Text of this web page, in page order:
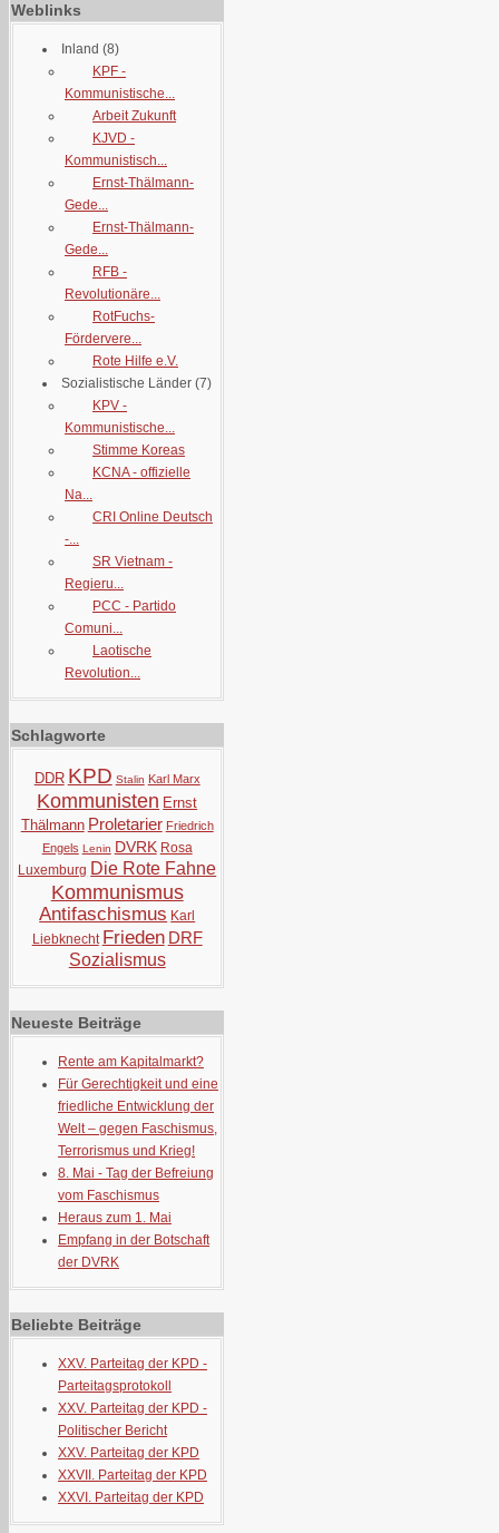
Weblinks
Inland (8)
KPF -
Kommunistische...
Arbeit Zukunft
KJVD -
Kommunistisch...
Ernst-Thälmann-
Gede...
Ernst-Thälmann-
Gede...
RFB -
Revolutionäre...
RotFuchs-
Fördervere...
Rote Hilfe e.V.
Sozialistische Länder (7)
KPV -
Kommunistische...
Stimme Koreas
KCNA - offizielle
Na...
CRI Online Deutsch
-...
SR Vietnam -
Regieru...
PCC - Partido
Comuni...
Laotische
Revolution...
Schlagworte
DDR KPD Stalin Karl Marx
Kommunisten Ernst
Thälmann Proletarier Friedrich
Engels Lenin DVRK Rosa
Luxemburg Die Rote Fahne
Kommunismus
Antifaschismus Karl
Liebknecht Frieden DRF
Sozialismus
Neueste Beiträge
Rente am Kapitalmarkt?
Für Gerechtigkeit und eine
friedliche Entwicklung der
Welt – gegen Faschismus,
Terrorismus und Krieg!
8. Mai - Tag der Befreiung
vom Faschismus
Heraus zum 1. Mai
Empfang in der Botschaft
der DVRK
Beliebte Beiträge
XXV. Parteitag der KPD -
Parteitagsprotokoll
XXV. Parteitag der KPD -
Politischer Bericht
XXV. Parteitag der KPD
XXVII. Parteitag der KPD
XXVI. Parteitag der KPD